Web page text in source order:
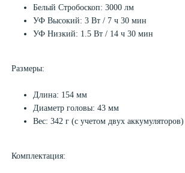
Белый Стробоскоп: 3000 лм
УФ Высокий: 3 Вт / 7 ч 30 мин
УФ Низкий: 1.5 Вт / 14 ч 30 мин
Размеры:
Длина: 154 мм
Диаметр головы: 43 мм
Вес: 342 г (с учетом двух аккумуляторов)
Комплектация: